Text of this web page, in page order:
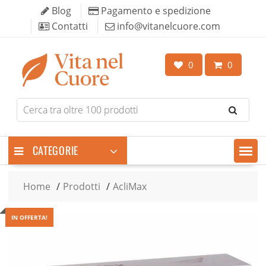
content
Blog
Pagamento e spedizione
Contatti
info@vitanelcuore.com
0 0
Search
for
CATEGORIE
Home Prodotti AcliMax
IN OFFERTA!